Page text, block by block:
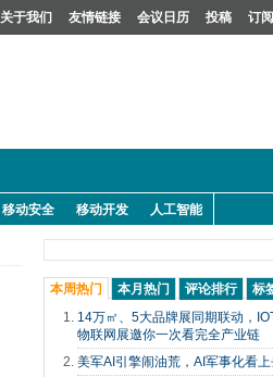
关于我们 友情链接 会议日历 投稿 订阅
移动安全 移动开发 人工智能
本周热门 本月热门 评论排行
标
14万㎡、5大品牌展同期联动，
物联网展邀你一次看完全产业链
美军AI引擎闹油荒，AI军事化看